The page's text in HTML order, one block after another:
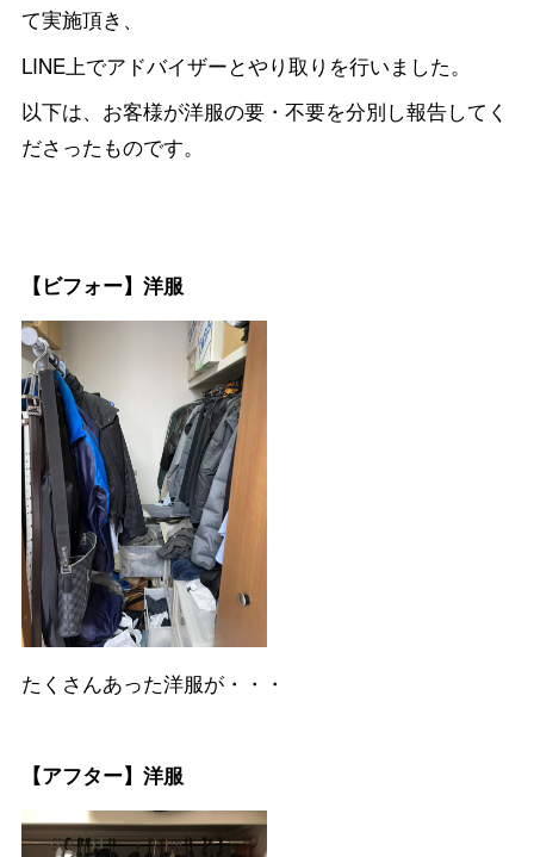
て実施頂き、
LINE上でアドバイザーとやり取りを行いました。
以下は、お客様が洋服の要・不要を分別し報告してく
ださったものです。
【ビフォー】洋服
たくさんあった洋服が・・・
【アフター】洋服